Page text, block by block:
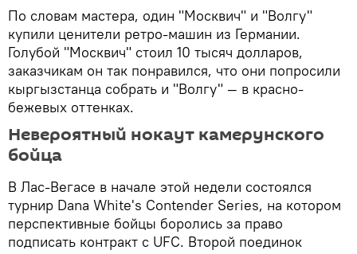
По словам мастера, один "Москвич" и "Волгу"
купили ценители ретро-машин из Германии.
Голубой "Москвич" стоил 10 тысяч долларов,
заказчикам он так понравился, что они попросили
кыргызстанца собрать и "Волгу" — в красно-
бежевых оттенках.
Невероятный нокаут камерунского
бойца
В Лас-Вегасе в начале этой недели состоялся
турнир Dana White's Contender Series, на котором
перспективные бойцы боролись за право
подписать контракт с UFC. Второй поединок